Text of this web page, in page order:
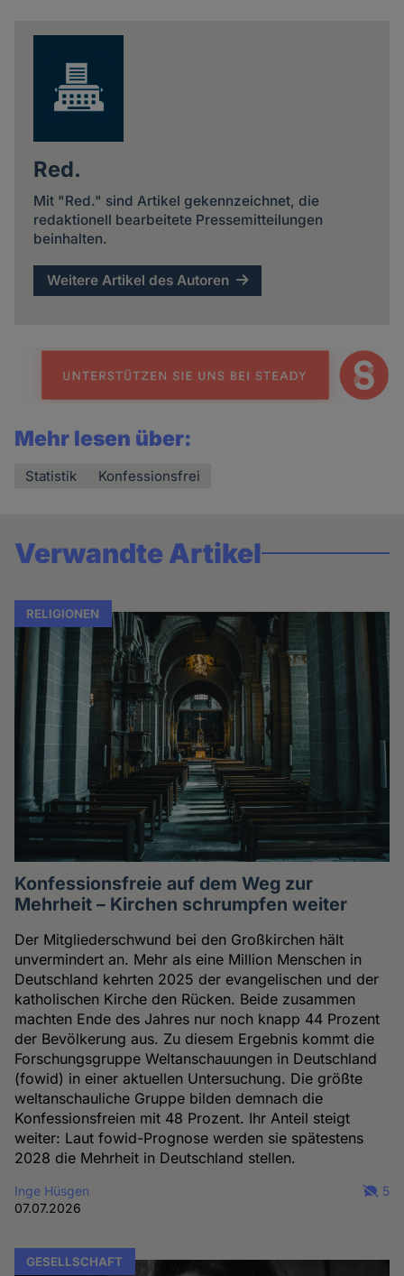
Red.
Mit "Red." sind Artikel gekennzeichnet, die
redaktionell bearbeitete Pressemitteilungen
beinhalten.
Weitere Artikel des Autoren
Mehr lesen über:
Statistik Konfessionsfrei
Verwandte Artikel
RELIGIONEN
Konfessionsfreie auf dem Weg zur
Mehrheit – Kirchen schrumpfen weiter
Der Mitgliederschwund bei den Großkirchen hält
unvermindert an. Mehr als eine Million Menschen in
Deutschland kehrten 2025 der evangelischen und der
katholischen Kirche den Rücken. Beide zusammen
machten Ende des Jahres nur noch knapp 44 Prozent
der Bevölkerung aus. Zu diesem Ergebnis kommt die
Forschungsgruppe Weltanschauungen in Deutschland
(fowid) in einer aktuellen Untersuchung. Die größte
weltanschauliche Gruppe bilden demnach die
Konfessionsfreien mit 48 Prozent. Ihr Anteil steigt
weiter: Laut fowid-Prognose werden sie spätestens
2028 die Mehrheit in Deutschland stellen.
Inge Hüsgen
07.07.2026
5
GESELLSCHAFT
Cookies